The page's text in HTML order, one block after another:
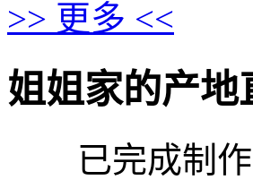
>> 更多 <<
姐姐家的产地
已完成制作